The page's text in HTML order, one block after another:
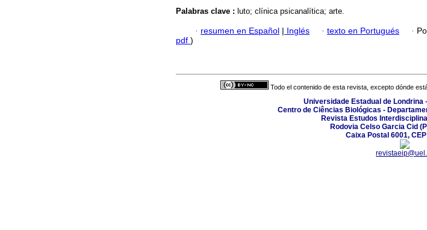
Palabras clave : luto; clínica psicanalítica; arte.
· resumen en Español | Inglés · texto en Portugués ·
pdf )
Todo el contenido de esta revista, excepto dónde
Universidade Estadual de Londrina
Centro de Ciências Biológicas -
Revista Estudos
Rodovia Celso Garcia Cid
Caixa Postal 6001,